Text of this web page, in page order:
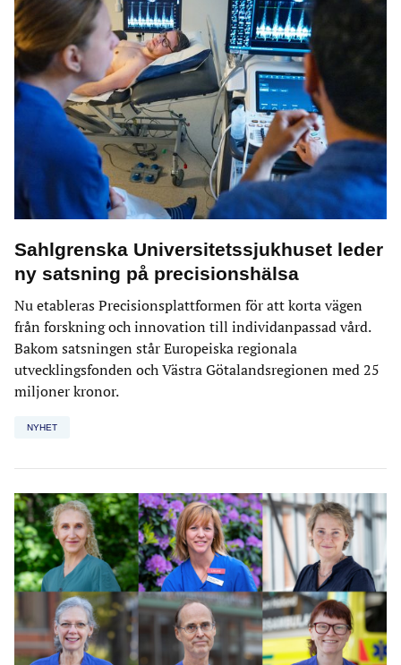
Sahlgrenska Universitetssjukhuset leder
ny satsning på precisionshälsa
Nu etableras Precisionsplattformen för att korta vägen
från forskning och innovation till individanpassad vård.
Bakom satsningen står Europeiska regionala
utvecklingsfonden och Västra Götalandsregionen med 25
miljoner kronor.
NYHET